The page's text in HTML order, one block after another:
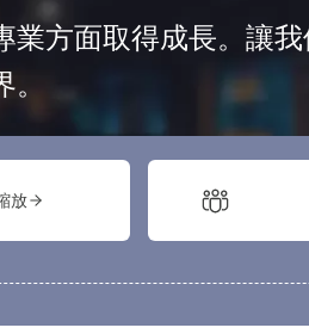
方面取得成長。讓
放